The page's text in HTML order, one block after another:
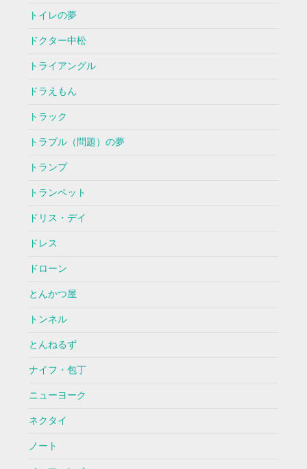
トイレの夢
ドクター中松
トライアングル
ドラえもん
トラック
トラブル（問題）の夢
トランプ
トランペット
ドリス・デイ
ドレス
ドローン
とんかつ屋
トンネル
とんねるず
ナイフ・包丁
ニューヨーク
ネクタイ
ノート